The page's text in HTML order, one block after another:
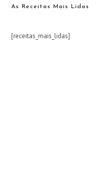
As Receitas Mais Lidas
[receitas_mais_lidas]